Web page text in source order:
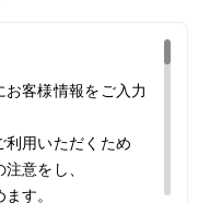
客様情報をご入力
利用いただくため
意をし、
す。